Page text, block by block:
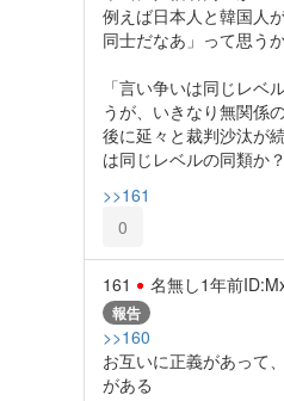
例えば日本人と韓国人
同士だなあ」って思う
「言い争いは同じレベ
うが、いきなり無関係
後に延々と裁判沙汰が
は同じレベルの同類か？
>>161
0
161 名無し1年前
報告
>>160
お互いに正義があって
がある